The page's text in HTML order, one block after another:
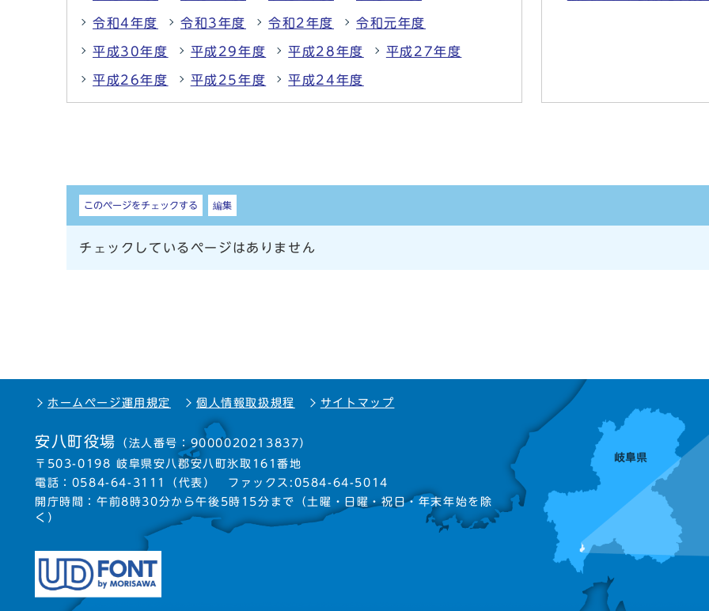
令和4年度 令和3年度 令和2年度 令和元年度
平成30年度 平成29年度 平成28年度 平成27年度
平成26年度 平成25年度 平成24年度
しおり
このページをチェックする 編集
チェックしているページはありません
ホームページ運用規定 個人情報取扱規程 サイトマップ
安八町役場 （法人番号：9000020213837）
〒503-0198 岐阜県安八郡安八町氷取161番地
電話： 0584-64-3111 （代表） ファックス:0584-64-5014
開庁時間：午前8時30分から午後5時15分まで
（土曜・日曜・祝日・年末年始を除
く）